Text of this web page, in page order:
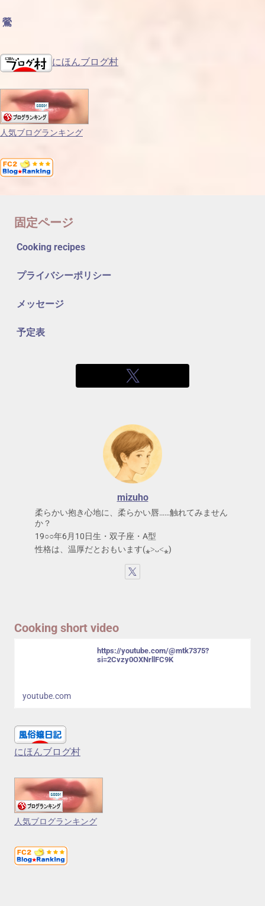
鶯
にほんブログ村
人気ブログランキング
固定ページ
Cooking recipes
プライバシーポリシー
メッセージ
予定表
mizuho
柔らかい抱き心地に、柔らかい唇……触れてみません
か？
19○○年6月10日生・双子座・A型
性格は、温厚だとおもいます(⁎˃ᴗ˂⁎)
Cooking short video
https://youtube.com/@mtk7375?
si=2Cvzy0OXNrllFC9K
youtube.com
にほんブログ村
人気ブログランキング